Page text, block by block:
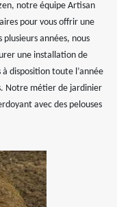
notre équipe Artisan
pour vous offrir une
années, nous
une installation de
disposition toute l’année
Notre métier de jardinier
avec des pelouses